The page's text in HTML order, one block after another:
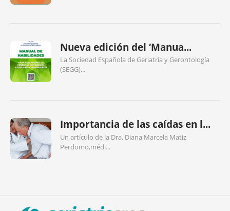
Nueva edición del ‘Manua...
La Sociedad Española de Geriatría y Gerontología
(SEGG)...
Importancia de las caídas en l...
Un artículo de la Dra. Diana Marcela Matiz
Perdomo,médi...